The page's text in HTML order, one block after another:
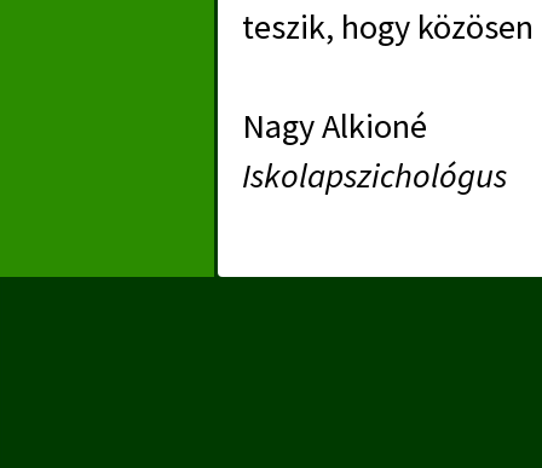
teszik, hogy
Nagy Alkioné
Iskolapszichológus